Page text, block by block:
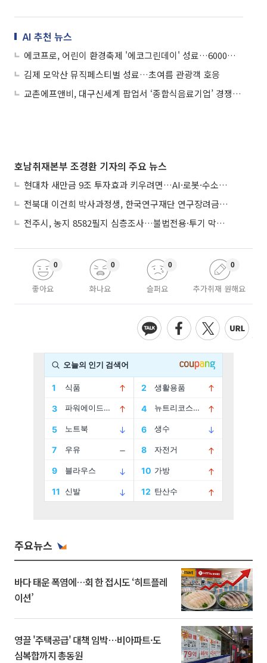
AI 추천 뉴스
에코프로, 어린이 환경축제 '에코그린데이' 성료…6000여 명 참여
김제 모악산 뮤직페스티벌 성료…초여름 관광객 호응
교촌에프앤비, 대구신세계 팝업서 ‘종합식음료기업’ 경쟁력 입증
호남취재본부 조경환 기자의 주요 뉴스
현대차 새만금 9조 투자효과 키우려면…AI·로봇·수소 공공기관 집적화 시급
전북대 이건희 박사과정생, 한국연구재단 연구장려금 선정
전주시, 농지 8582필지 심층조사…불법전용·투기 막는다
좋아요
0
화나요
0
슬퍼요
0
추가취재 원해요
0
주요뉴스
바다 태운 폭염에…회 한 접시도 ‘히트플레
이션’
영끌 '주택공급' 대책 임박⋯비아파트·도
심복합까지 총동원